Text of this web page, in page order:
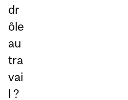
dr
ôle
au
tra
vai
l ?